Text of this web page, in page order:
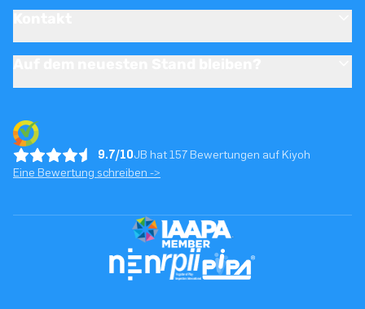
9.7/10JB hat 157 Bewertungen auf Kiyoh
Eine Bewertung schreiben ->